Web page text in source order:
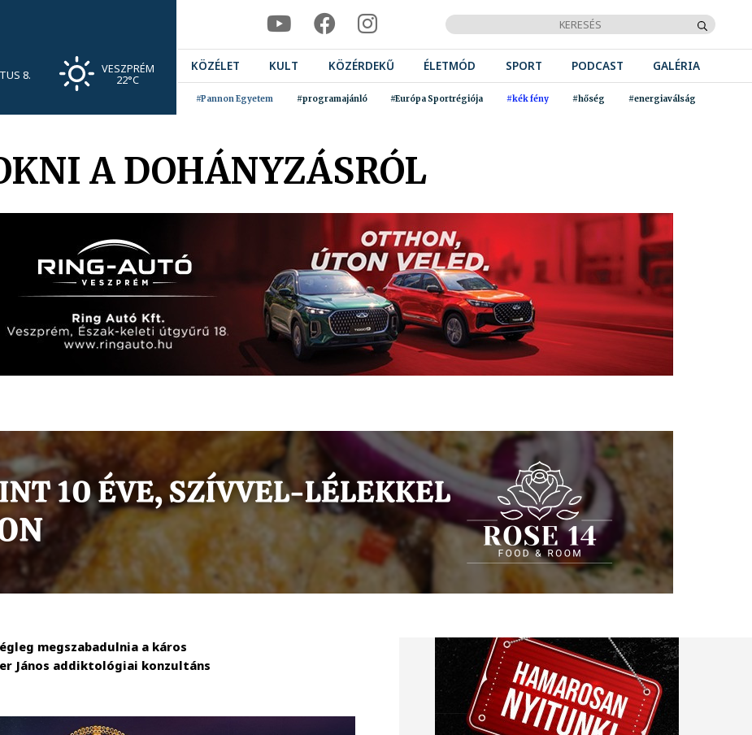
8. VESZPRÉM
22°C
KÖZÉLET KULT KÖZÉRDEKŰ ÉLETMÓD SPORT PODCAST GALÉRIA
#Pannon Egyetem #programajánló #Európa Sportrégiója #kék fény #hőség #energiaválság
A DOHÁNYZÁSRÓL
megszabadulnia a káros
János addiktológiai konzultáns